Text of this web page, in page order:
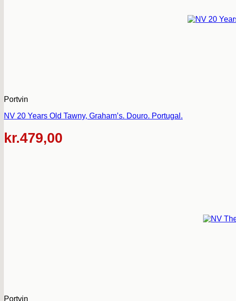
Portvin
NV 20 Years Old Tawny, Graham’s. Douro. Portugal.
kr.479,00
Portvin